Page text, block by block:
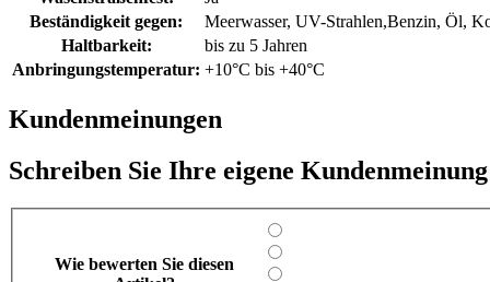
Beständigkeit gegen:
Meerwasser, UV-Strahlen,Benzin, Öl,
Haltbarkeit:
bis zu 5 Jahren
Anbringungstemperatur: +10°C bis +40°C
Kundenmeinungen
Schreiben Sie Ihre eigene Kundenmeinung
Wie bewerten Sie diesen